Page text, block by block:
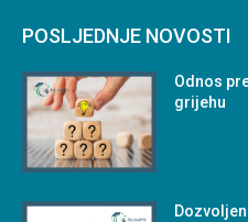
POSLJEDNJE NOVOSTI
Odnos
grijehu